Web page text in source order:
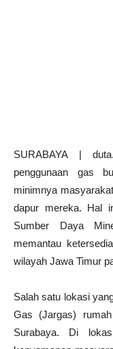
SURABAYA |
penggunaan gas
minimnya
dapur mereka. Hal
Sumber Daya
memantau
wilayah Jawa Timur
Salah satu lokasi
Gas (Jargas)
Surabaya. Di